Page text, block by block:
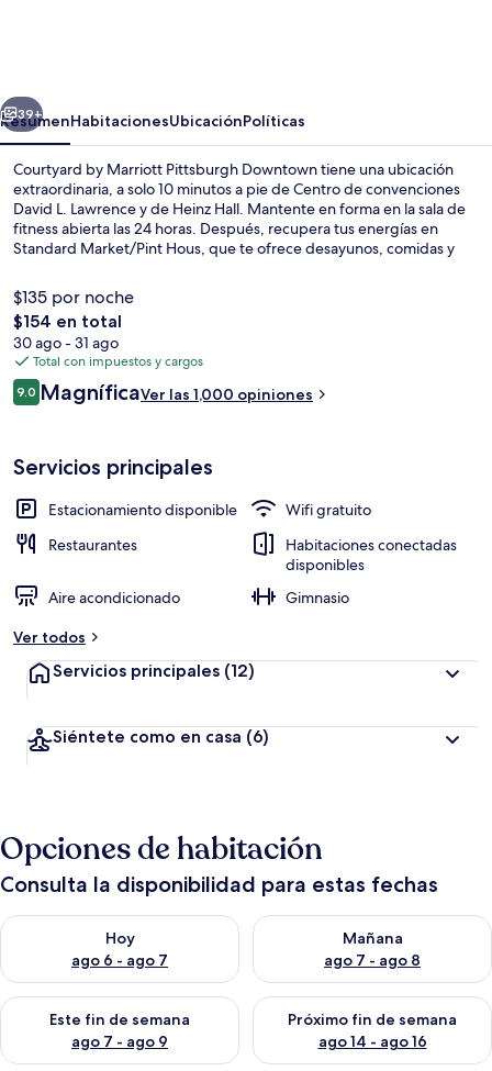
Downtown
Siguiente
39+
ResumenHabitacionesUbicaciónPolíticas
Courtyard by Marriott Pittsburgh Downtown tiene una ubicación
extraordinaria, a solo 10 minutos a pie de Centro de convenciones
David L. Lawrence y de Heinz Hall. Mantente en forma en la sala de
fitness abierta las 24 horas. Después, recupera tus energías en
Standard Market/Pint Hous, que te ofrece desayunos, comidas y
amable y la ubicación reciben muy buenas calificaciones de otros
visitantes. Hay opciones de transporte público a una corta distancia
a pie: Estación de metro de Wood Street está a 6 minutos y Estación
de metro de Steel Plaza está a 8 minutos.
$135 por noche
El
precio
total
es
de
$154 en total
30 ago - 31 ago
Total con impuestos y cargos
Opiniones
9.09.0 de 10,
MagníficaVer las 1,000 opiniones
Servicios principales
Estacionamiento disponible
Wifi gratuito
Restaurantes
Habitaciones conectadas
disponibles
Aire acondicionado
Gimnasio
Ver todos
Servicios principales (12)
Siéntete como en casa (6)
Opciones de habitación
Consulta la disponibilidad para estas fechas
Hoy
ago 6 - ago 7
Consulta la disponibilidad para hoy ago 6 - ago 7
Mañana
ago 7 - ago 8
Consulta la disponibilidad
Este fin de semana
ago 7 - ago 9
Consulta la disponibilidad para este fin de semana ago 7 -
Próximo fin de semana
ago 14 - ago 16
Consulta la disponibilidad